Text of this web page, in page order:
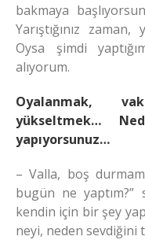
bakmaya
Yarıştığınız
Oysa şimdi
alıyorum.
Oyalanmak,
yükseltmek…
yapıyorsunuz…
– Valla, boş
bugün ne yaptım?”
kendin için bir şey
neyi, neden sevdiğini